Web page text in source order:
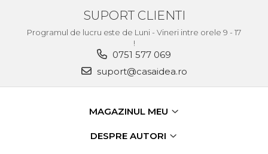
SUPORT CLIENTI
Programul de lucru este de Luni - Vineri intre orele 9 - 17
!
0751 577 069
suport@casaidea.ro
MAGAZINUL MEU
DESPRE AUTORI